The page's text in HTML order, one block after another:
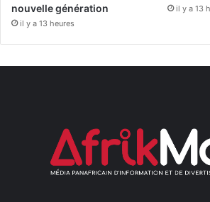
nouvelle génération
il y a 13 heures
il y a 13